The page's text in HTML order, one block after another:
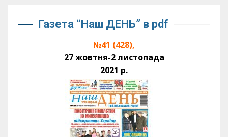
Газета “Наш ДЕНЬ” в pdf
№41 (428),
27 жовтня-2 листопада
2021 р.